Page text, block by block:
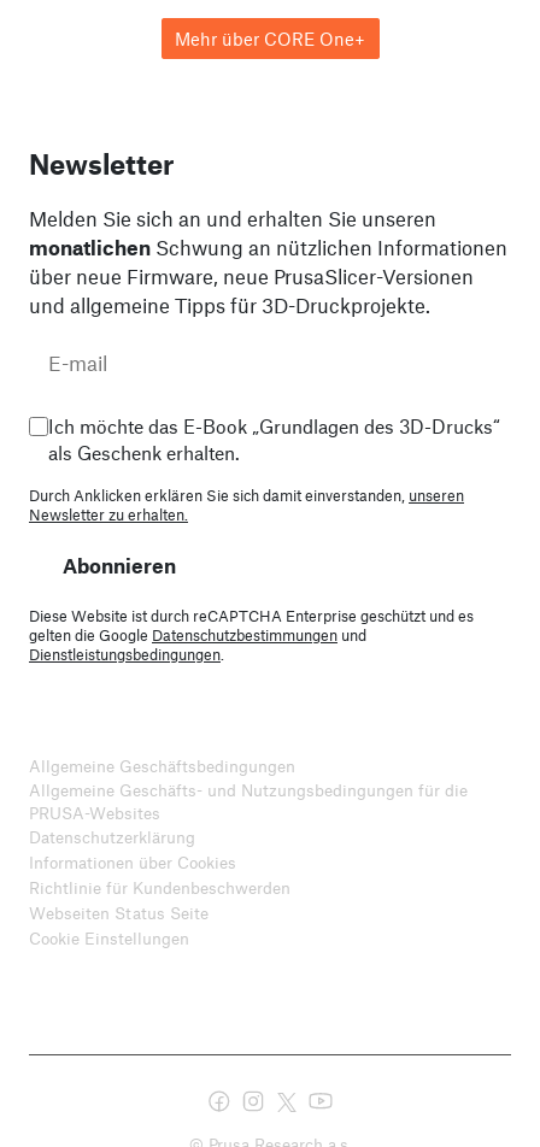
Mehr über CORE One+
Newsletter
Melden Sie sich an und erhalten Sie unseren
monatlichen Schwung an nützlichen Informationen
über neue Firmware, neue PrusaSlicer-Versionen
und allgemeine Tipps für 3D-Druckprojekte.
Ich möchte das E-Book „Grundlagen des 3D-Drucks“
als Geschenk erhalten.
Durch Anklicken erklären Sie sich damit einverstanden, unseren
Newsletter zu erhalten.
Abonnieren
Diese Website ist durch reCAPTCHA Enterprise geschützt und es
gelten die Google Datenschutzbestimmungen und
Dienstleistungsbedingungen
Allgemeine Geschäftsbedingungen
Allgemeine Geschäfts- und Nutzungsbedingungen für die
PRUSA-Websites
Datenschutzerklärung
Informationen über Cookies
Richtlinie für Kundenbeschwerden
Webseiten Status Seite
Cookie Einstellungen